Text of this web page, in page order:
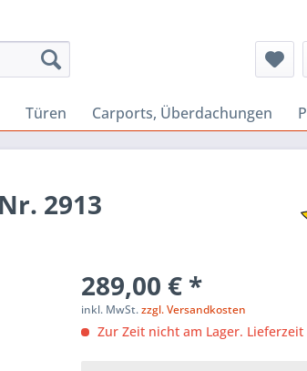
Türen Carports, Überdachungen
2913
289,00 € *
inkl. MwSt.zzgl. Versandkosten
Zur Zeit nicht am Lager.